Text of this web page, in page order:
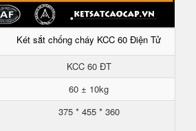
Két sắt chống cháy KCC 60 Điện Tử
KCC 60 ĐT
60 ± 10kg
375 * 455 * 360